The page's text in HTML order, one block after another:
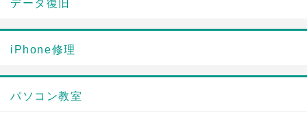
データ復旧
iPhone修理
パソコン教室